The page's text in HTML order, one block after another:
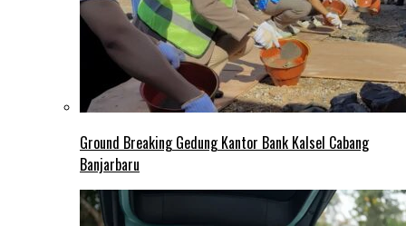
Ground Breaking Gedung Kantor Bank Kalsel Cabang
Banjarbaru